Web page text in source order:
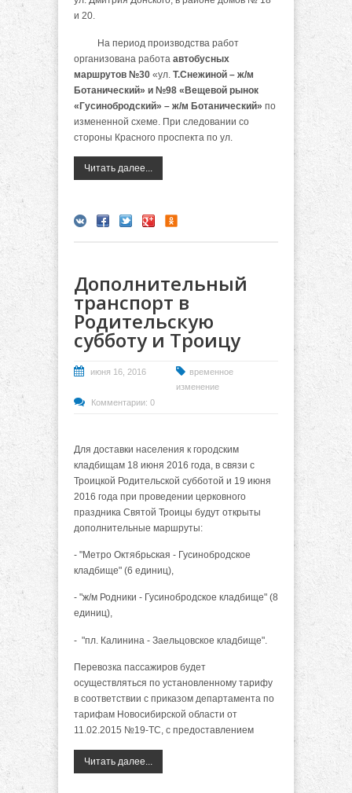
и 20.
На период производства работ
организована работа автобусных
маршрутов №30 «ул. Т.Снежиной – ж/м
Ботанический» и №98 «Вещевой рынок
«Гусинобродский» – ж/м Ботанический» по
измененной схеме. При следовании со
стороны Красного проспекта по ул.
Читать далее...
Дополнительный
транспорт в
Родительскую
субботу и Троицу
июня 16, 2016
временное
изменение
Комментарии: 0
Для доставки населения к городским
кладбищам 18 июня 2016 года, в связи с
Троицкой Родительской субботой и 19 июня
2016 года при проведении церковного
праздника Святой Троицы будут открыты
дополнительные маршруты:
- "Метро Октябрьская - Гусинобродское
кладбище" (6 единиц),
- "ж/м Родники - Гусинобродское кладбище" (8
единиц),
- "пл. Калинина - Заельцовское кладбище".
Перевозка пассажиров будет
осуществляться по установленному тарифу
в соответствии с приказом департамента по
тарифам Новосибирской области от
11.02.2015 №19-ТС, с предоставлением
Читать далее...